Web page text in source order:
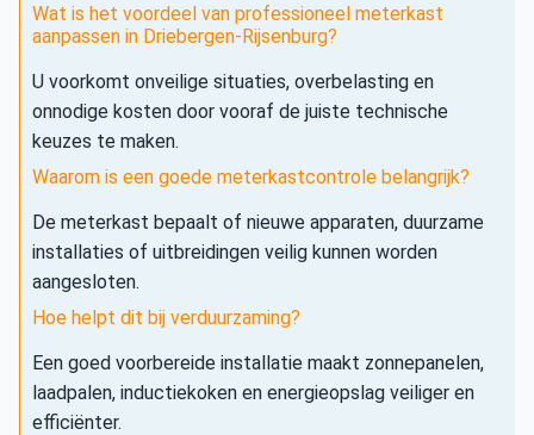
Wat is het voordeel van professioneel meterkast
aanpassen in Driebergen-Rijsenburg?
U voorkomt onveilige situaties, overbelasting en
onnodige kosten door vooraf de juiste technische
keuzes te maken.
Waarom is een goede meterkastcontrole belangrijk?
De meterkast bepaalt of nieuwe apparaten, duurzame
installaties of uitbreidingen veilig kunnen worden
aangesloten.
Hoe helpt dit bij verduurzaming?
Een goed voorbereide installatie maakt zonnepanelen,
laadpalen, inductiekoken en energieopslag veiliger en
efficiënter.